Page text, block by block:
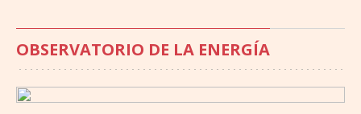
OBSERVATORIO DE LA ENERGÍA